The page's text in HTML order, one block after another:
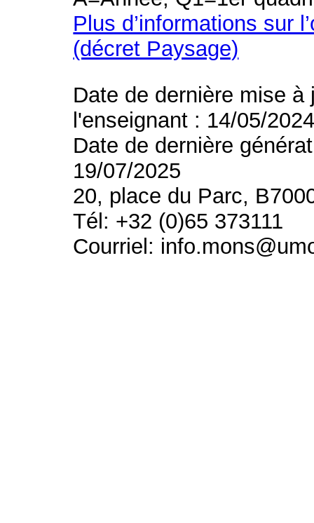
Plus d’informations sur
(décret Paysage)
Date de dernière mise
l'enseignant : 14/05/
Date de dernière
19/07/2025
20, place du Parc,
Tél: +32 (0)65 373111
Courriel: